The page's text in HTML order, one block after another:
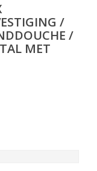
/
/
MET